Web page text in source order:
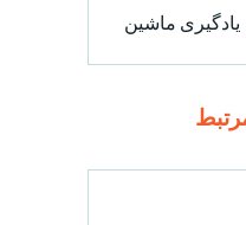
یادگیری ماشین